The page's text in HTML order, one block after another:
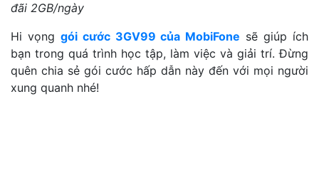
đãi 2GB/ngày
Hi vọng gói cước 3GV99 của MobiFone sẽ giúp ích
bạn trong quá trình học tập, làm việc và giải trí. Đừng
quên chia sẻ gói cước hấp dẫn này đến với mọi người
xung quanh nhé!